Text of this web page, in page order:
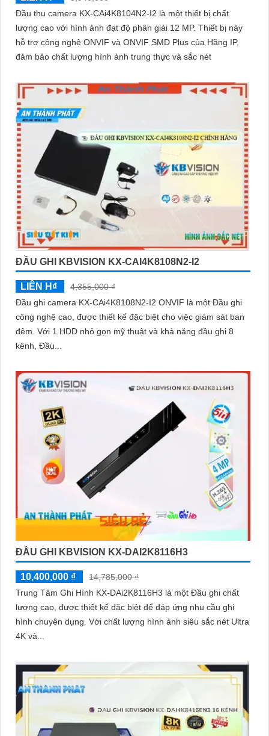
Đầu thu camera KX-CAi4K8104N2-I2 là một thiết bị chất
lượng cao với hình ảnh đạt độ phân giải 12 MP. Thiết bị này
hỗ trợ công nghệ ONVIF và ONVIF SMD Plus của Hãng IP,
đảm bảo chất lượng hình ảnh trung thực và sắc nét
ĐẦU GHI KBVISION KX-CAI4K8108N2-I2
LIÊN H₫
4,355,000 ₫
Đầu ghi camera KX-CAi4K8108N2-I2 ONVIF là một Đầu ghi
công nghệ cao, được thiết kế đặc biệt cho việc giám sát ban
đêm. Với 1 HDD nhỏ gọn mỹ thuật và khả năng đầu ghi 8
kênh, Đầu...
ĐẦU GHI KBVISION KX-DAI2K8116H3
10,400,000 ₫
14,785,000 ₫
Trung Tâm Ghi Hình KX-DAi2K8116H3 là một Đầu ghi chất
lượng cao, được thiết kế đặc biệt để đáp ứng nhu cầu ghi
hình chuyên dụng. Với chất lượng hình ảnh siêu sắc nét Ultra
4K và...